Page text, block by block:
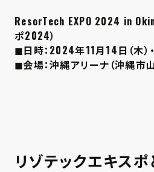
ResorTech EXPO 2024 in
ポ2024）
◼︎日時：2024年11月14日（木）・
◼︎会場：沖縄アリーナ（沖縄市山
リゾテックエキスポ